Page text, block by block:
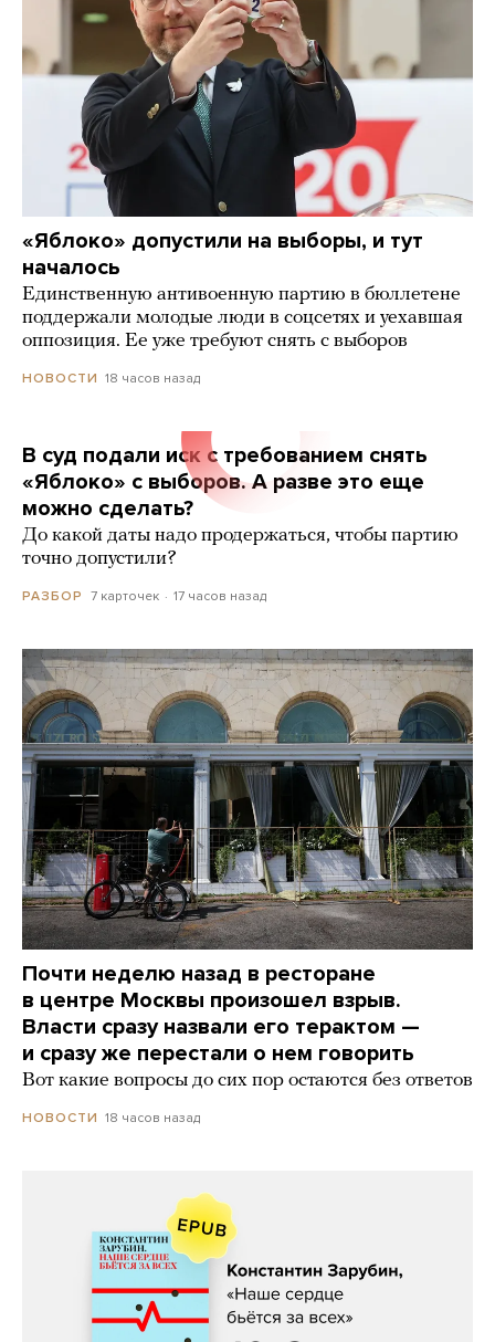
«Яблоко» допустили на выборы, и тут
началось
Единственную антивоенную партию в бюллетене
поддержали молодые люди в соцсетях и уехавшая
оппозиция. Ее уже требуют снять с выборов
НОВОСТИ 18 часов назад
В суд подали иск с требованием снять
«Яблоко» с выборов. А разве это еще
можно сделать?
До какой даты надо продержаться, чтобы партию
точно допустили?
РАЗБОР 7 карточек 17 часов назад
Почти неделю назад в ресторане
в центре Москвы произошел взрыв.
Власти сразу назвали его терактом —
и сразу же перестали о нем говорить
Вот какие вопросы до сих пор остаются без ответов
НОВОСТИ 18 часов назад